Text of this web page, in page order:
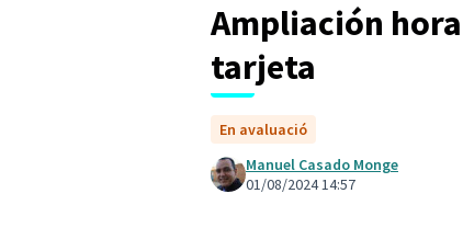
Ampliación
tarjeta
En avaluació
Manuel Casado Monge
01/08/2024 14:57